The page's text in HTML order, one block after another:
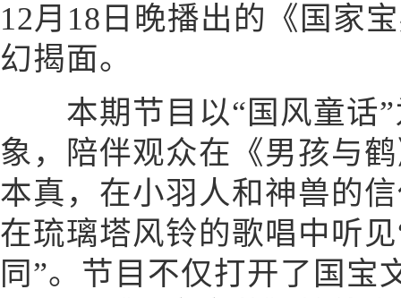
12月18日晚播出的《国家
幻揭面。
本期节目以“国风童话”
象，陪伴观众在《男孩与
本真，在小羽人和神兽的
在琉璃塔风铃的歌唱中听
同”。节目不仅打开了国宝